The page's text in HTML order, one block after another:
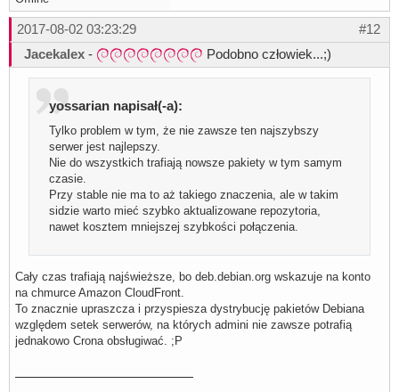
#12
2017-08-02 03:23:29
Jacekalex - Podobno człowiek...;)
yossarian napisał(-a):
Tylko problem w tym, że nie zawsze ten najszybszy
serwer jest najlepszy.
Nie do wszystkich trafiają nowsze pakiety w tym samym
czasie.
Przy stable nie ma to aż takiego znaczenia, ale w takim
sidzie warto mieć szybko aktualizowane repozytoria,
nawet kosztem mniejszej szybkości połączenia.
Cały czas trafiają najświeższe, bo deb.debian.org wskazuje na konto
na chmurce Amazon CloudFront.
To znacznie upraszcza i przyspiesza dystrybucję pakietów Debiana
względem setek serwerów, na których admini nie zawsze potrafią
jednakowo Crona obsługiwać. ;P